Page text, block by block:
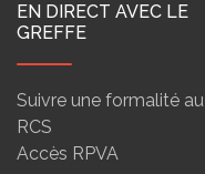
EN DIRECT AVEC LE
GREFFE
Suivre une formalité au
RCS
Accès RPVA